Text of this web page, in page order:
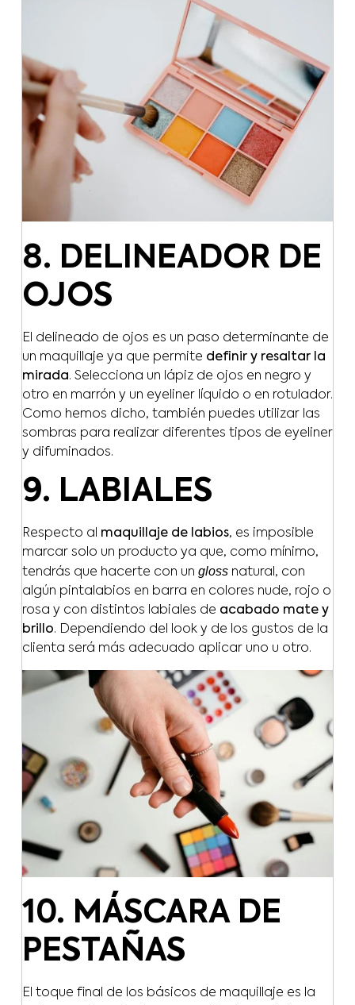
8. DELINEADOR DE
OJOS
El delineado de ojos es un paso determinante de
un maquillaje ya que permite definir y resaltar la
mirada. Selecciona un lápiz de ojos en negro y
otro en marrón y un eyeliner líquido o en rotulador.
Como hemos dicho, también puedes utilizar las
sombras para realizar diferentes tipos de eyeliner
y difuminados.
9. LABIALES
Respecto al maquillaje de labios, es imposible
marcar solo un producto ya que, como mínimo,
tendrás que hacerte con un glossnatural, con
algún pintalabios en barra en colores nude, rojo o
rosa y con distintos labiales de acabado mate y
brillo. Dependiendo del look y de los gustos de la
clienta será más adecuado aplicar uno u otro.
10. MÁSCARA DE
PESTAÑAS
El toque final de los básicos de maquillaje es la